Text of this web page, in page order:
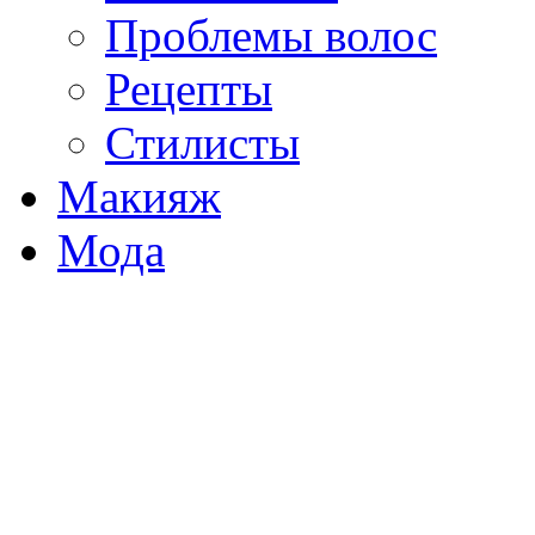
Проблемы волос
Рецепты
Стилисты
Макияж
Мода